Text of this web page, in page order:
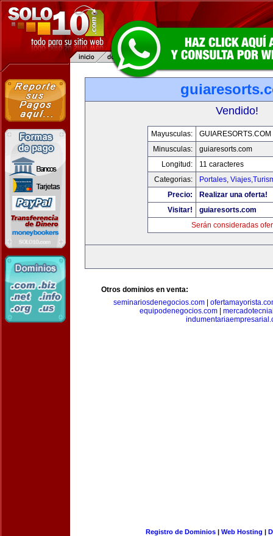
Vendido!
Mayusculas:
GUIARESORTS.COM
Minusculas:
guiaresorts.com
Longitud:
11 caracteres
Categorias:
Portales,
Precio:
Realizar una oferta!
Visitar!
guiaresorts.com
Serán consideradas
Otros dominios en venta:
seminariosdenegocios.com
equipodenegocios.com|
Registro de Dominios| Web Hosting |